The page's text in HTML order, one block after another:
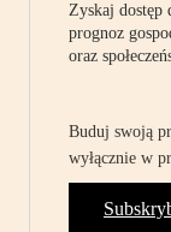
Zyskaj dostęp
prognoz
oraz
Buduj swoją
wyłącznie w